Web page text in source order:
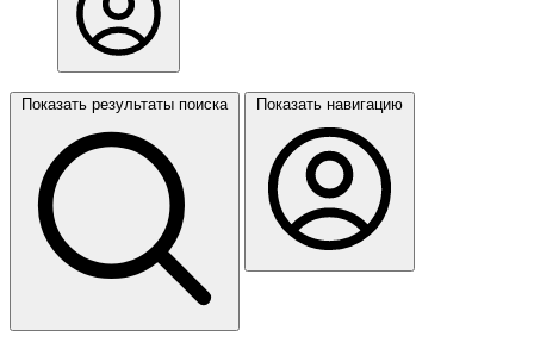
Показать результаты поиска Показать навигацию